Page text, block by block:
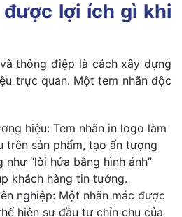
lợi ích gì khi
thông điệp là cách xây dựng
trực quan. Một tem nhãn độc
hiệu: Tem nhãn in logo làm
trên sản phẩm, tạo ấn tượng
như “lời hứa bằng hình ảnh”
khách hàng tin tưởng.
nghiệp: Một nhãn mác được
hiện sự đầu tư chỉn chu của